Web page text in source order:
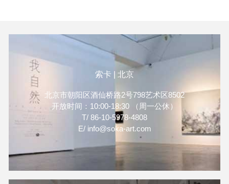
位前來參觀。
b.1983-），王依雅
（b.1989-），席时斌（Hsi
Shihpin，b.1977-），闫占城
（b.1984-），严一能
（b.1977-），杨勋
（b.1981-），以及张英楠
（b.1981-）。展会将于2024
年3月28日至30日在香港会议
展览中心（HKCEC）举行
（预展日期为2024年3月26日
及27日）。索卡艺术期待在香
索卡 | 北京
北京市朝阳区酒仙桥路2号798艺术区8502
开放时间：10:00-18:30 （周一公休）
T/ 86-10-5978-4808
E/ info@soka-art.com